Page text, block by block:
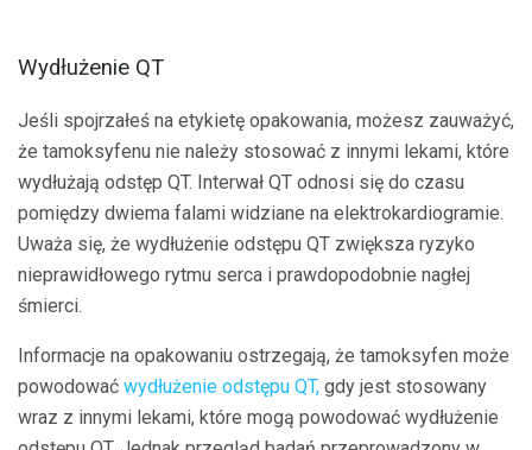
Wydłużenie QT
Jeśli spojrzałeś na etykietę opakowania, możesz zauważyć,
że tamoksyfenu nie należy stosować z innymi lekami, które
wydłużają odstęp QT. Interwał QT odnosi się do czasu
pomiędzy dwiema falami widziane na elektrokardiogramie.
Uważa się, że wydłużenie odstępu QT zwiększa ryzyko
nieprawidłowego rytmu serca i prawdopodobnie nagłej
śmierci.
Informacje na opakowaniu ostrzegają, że tamoksyfen może
powodować wydłużenie odstępu QT, gdy jest stosowany
wraz z innymi lekami, które mogą powodować wydłużenie